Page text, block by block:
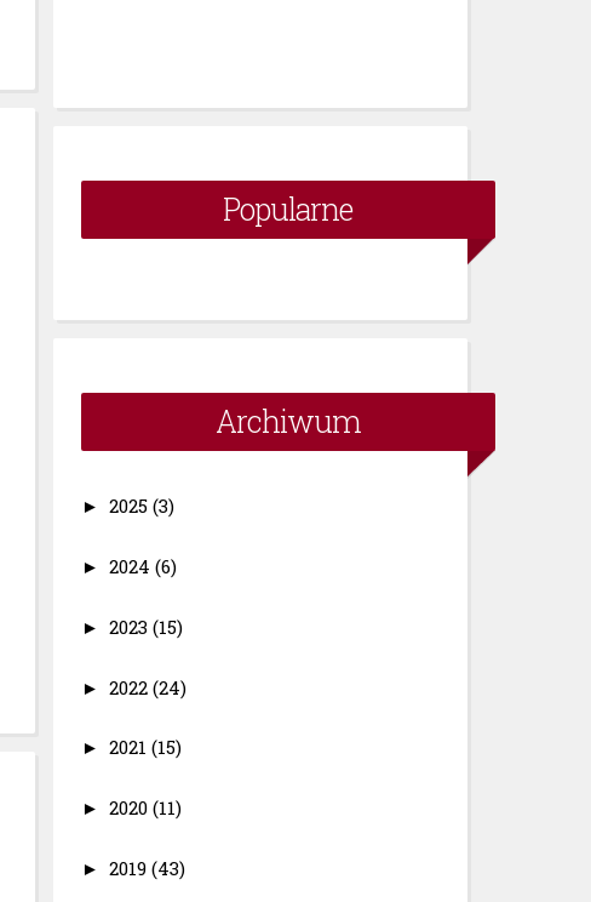
Popularne
Archiwum
► 2025 (3)
► 2024 (6)
► 2023 (15)
► 2022 (24)
► 2021 (15)
► 2020 (11)
► 2019 (43)